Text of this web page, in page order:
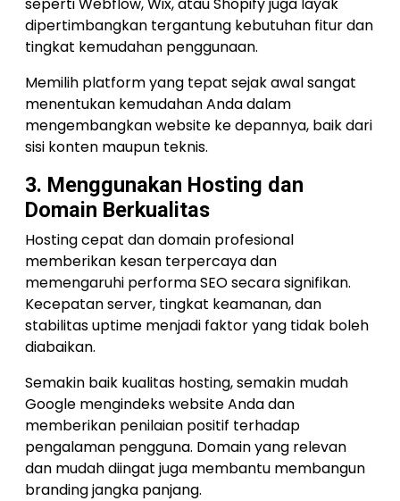
dipertimbangkan tergantung kebutuhan fitur dan
tingkat kemudahan penggunaan.
Memilih platform yang tepat sejak awal sangat
menentukan kemudahan Anda dalam
mengembangkan website ke depannya, baik dari
sisi konten maupun teknis.
3. Menggunakan Hosting dan
Domain Berkualitas
Hosting cepat dan domain profesional
memberikan kesan terpercaya dan
memengaruhi performa SEO secara signifikan.
Kecepatan server, tingkat keamanan, dan
stabilitas uptime menjadi faktor yang tidak boleh
diabaikan.
Semakin baik kualitas hosting, semakin mudah
Google mengindeks website Anda dan
memberikan penilaian positif terhadap
pengalaman pengguna. Domain yang relevan
dan mudah diingat juga membantu membangun
branding jangka panjang.